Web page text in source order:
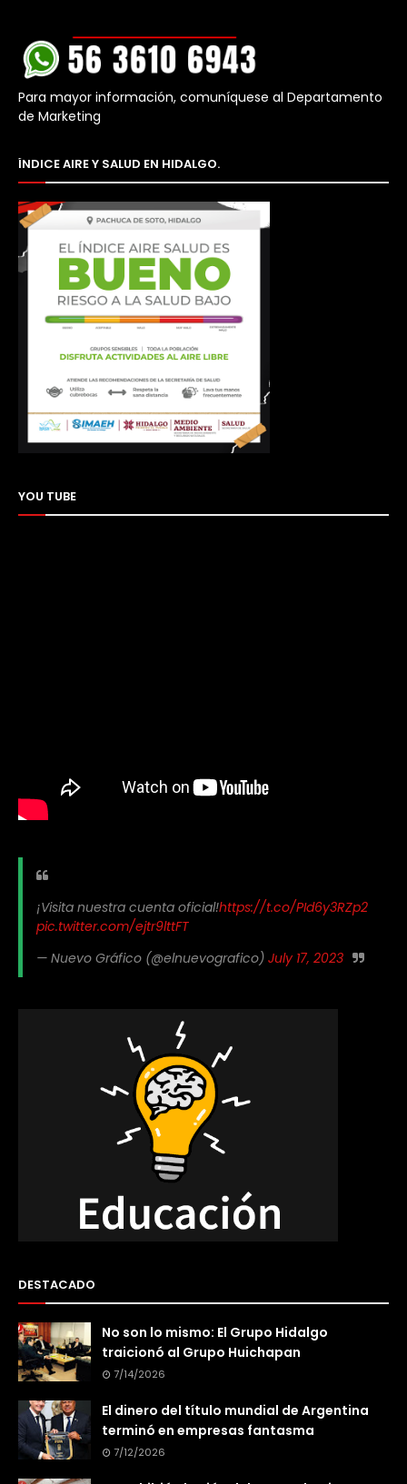
Para mayor información, comuníquese al Departamento
de Marketing
ÍNDICE AIRE Y SALUD EN HIDALGO.
YOU TUBE
¡Visita nuestra cuenta oficial!https://t.co/PId6y3RZp2
pic.twitter.com/ejtr9lttFT
— Nuevo Gráfico (@elnuevografico) July 17, 2023
DESTACADO
No son lo mismo: El Grupo Hidalgo
traicionó al Grupo Huichapan
7/14/2026
El dinero del título mundial de Argentina
terminó en empresas fantasma
7/12/2026